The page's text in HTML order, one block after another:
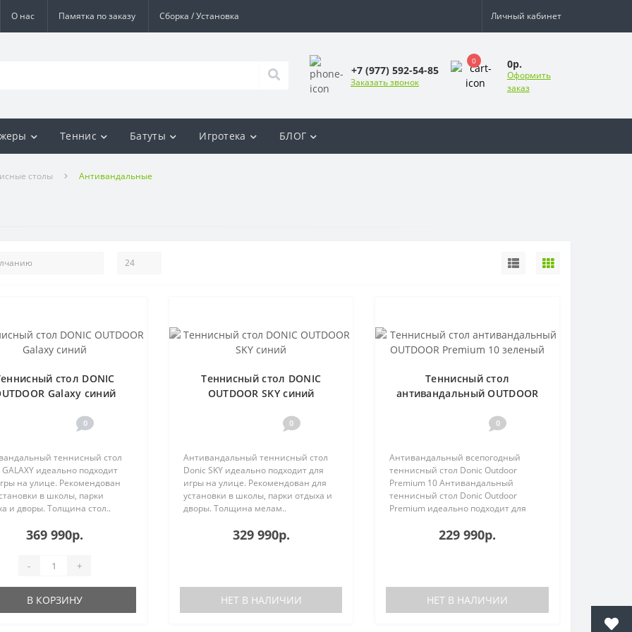
О нас Памятка по заказу Сборка / Установка Личный кабинет
+7 (977) 592-54-85
Заказать звонок
0 0р.
Оформить
заказ
Теннис Батуты Игротека БЛОГ
столы Антивандальные
стол DONIC
Galaxy синий
0
теннисный стол
GALAXY идеально подходит
на улице. Рекомендован
в школы, парки
и дворы. Толщина стол..
369 990р.
- +
В КОРЗИНУ
Теннисный стол DONIC
OUTDOOR SKY синий
0
Антивандальный теннисный стол
Donic SKY идеально подходит для
игры на улице. Рекомендован для
установки в школы, парки отдыха и
дворы. Толщина мелам..
329 990р.
НЕТ В НАЛИЧИИ
Теннисный стол
антивандальный OUTDOOR
0
Антивандальный всепогодный
теннисный стол Donic Outdoor
Premium 10 Антивандальный
теннисный стол Donic Outdoor
Premium идеально подходит для
229 990р.
НЕТ В НАЛИЧИИ